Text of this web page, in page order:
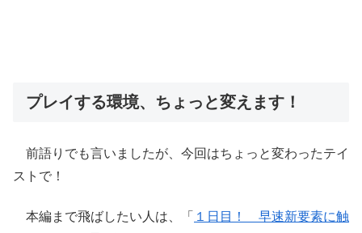
プレイする環境、ちょっと変えます！
前語りでも言いましたが、今回はちょっと変わったテイ
ストで！
本編まで飛ばしたい人は、「 １日目！ 早速新要素に触